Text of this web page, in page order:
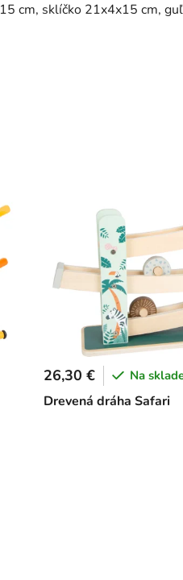
cm, sklíčko 21x4x15 cm,
Drevená dráha Safari
26,30 € Na